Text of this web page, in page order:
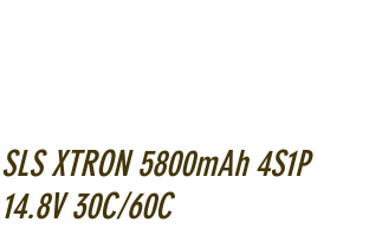
SLS XTRON 5800mAh 4S1P
14.8V 30C/60C